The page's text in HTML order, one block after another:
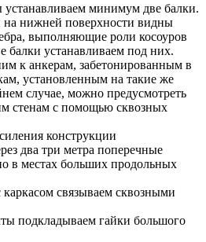
минимум две балки.
на нижней поверхности видны
выполняющие роли косоуров
балки устанавливаем под них.
к анкерам, забетонированным в
установленным на такие же
случае, можно предусмотреть
стенам с помощью сквозных
конструкции
два три метра поперечные
в местах больших продольных
связываем сквозными
подкладываем гайки большого